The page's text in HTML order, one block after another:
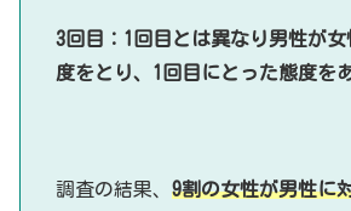
3回目：1回目とは異なり男性が
度をとり、1回目にとった態度を
調査の結果、 9割の女性が男性に